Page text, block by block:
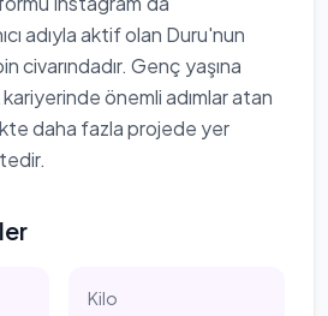
adıyla aktif olan Duru'nun
civarındadır. Genç yaşına
önemli adımlar atan
daha fazla projede yer
Kilo